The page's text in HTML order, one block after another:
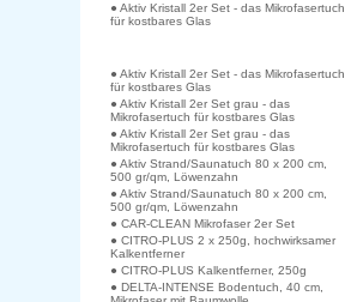
● Aktiv Kristall 2er Set - das Mikrofasertuch
für kostbares Glas
● Aktiv Kristall 2er Set - das Mikrofasertuch
für kostbares Glas
● Aktiv Kristall 2er Set grau - das
Mikrofasertuch für kostbares Glas
● Aktiv Kristall 2er Set grau - das
Mikrofasertuch für kostbares Glas
● Aktiv Strand/Saunatuch 80 x 200 cm,
500 gr/qm, Löwenzahn
● Aktiv Strand/Saunatuch 80 x 200 cm,
500 gr/qm, Löwenzahn
● CAR-CLEAN Mikrofaser 2er Set
● CITRO-PLUS 2 x 250g, hochwirksamer
Kalkentferner
● CITRO-PLUS Kalkentferner, 250g
● DELTA-INTENSE Bodentuch, 40 cm,